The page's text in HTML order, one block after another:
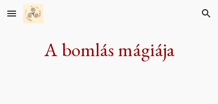
Skip to main content Skip to navigation
A bomlás mágiája